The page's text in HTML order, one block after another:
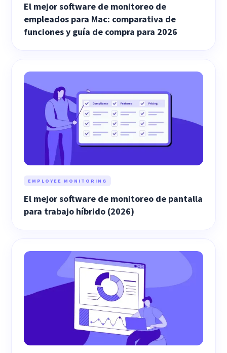
El mejor software de monitoreo de
empleados para Mac: comparativa de
funciones y guía de compra para 2026
EMPLOYEE MONITORING
El mejor software de monitoreo de pantalla
para trabajo híbrido (2026)